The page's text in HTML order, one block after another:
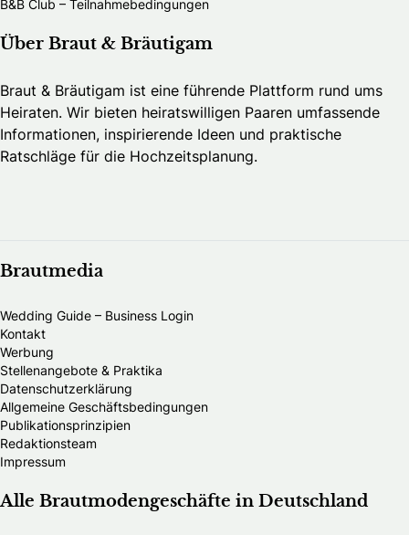
B&B Club – Teilnahmebedingungen
Über Braut & Bräutigam
Braut & Bräutigam ist eine führende Plattform rund ums
Heiraten. Wir bieten heiratswilligen Paaren umfassende
Informationen, inspirierende Ideen und praktische
Ratschläge für die Hochzeitsplanung.
Brautmedia
Wedding Guide – Business Login
Kontakt
Werbung
Stellenangebote & Praktika
Datenschutzerklärung
Allgemeine Geschäftsbedingungen
Publikationsprinzipien
Redaktionsteam
Impressum
Alle Brautmodengeschäfte in Deutschland